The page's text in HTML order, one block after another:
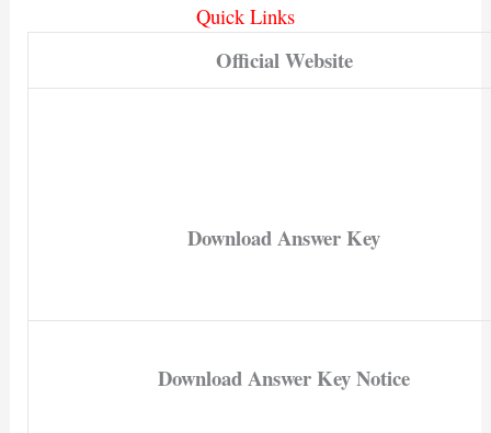
Quick Links
Official Website
Download Answer Key
Download Answer Key Notice